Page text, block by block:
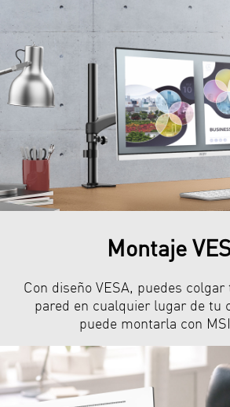
Montaje
Con diseño VESA, puedes
pared en cualquier lugar de tu
puede montarla con MSI